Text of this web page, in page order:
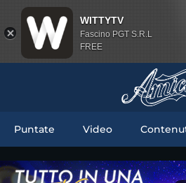
Puntate Video
WITTYTV
Fascino PGT S.R.L
FREE